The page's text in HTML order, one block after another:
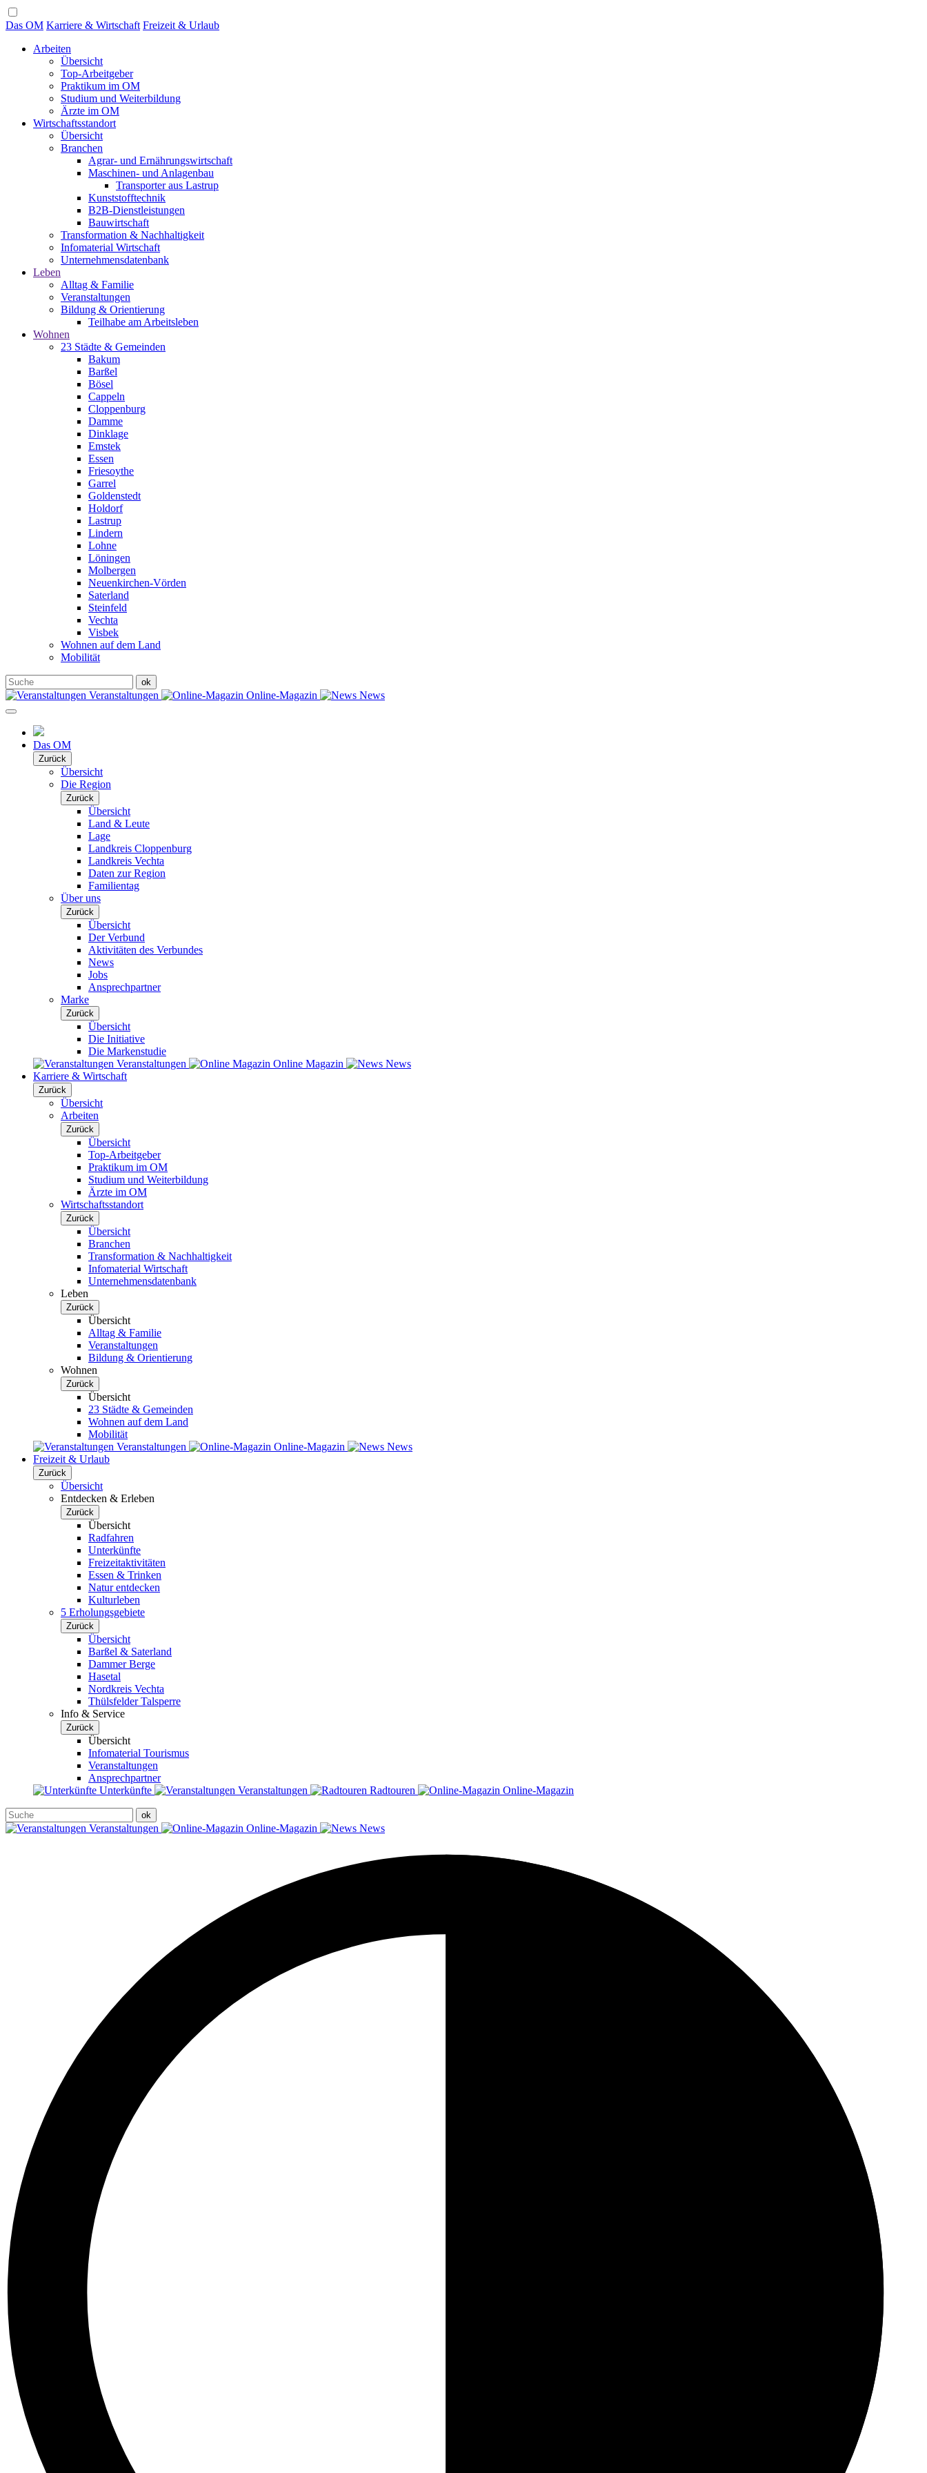
Das OM Karriere & Wirtschaft Freizeit & Urlaub
Arbeiten
Übersicht
Top-Arbeitgeber
Praktikum im OM
Studium und Weiterbildung
Ärzte im OM
Wirtschaftsstandort
Übersicht
Branchen
Agrar- und Ernährungswirtschaft
Maschinen- und Anlagenbau
Transporter aus Lastrup
Kunststofftechnik
B2B-Dienstleistungen
Bauwirtschaft
Transformation & Nachhaltigkeit
Infomaterial Wirtschaft
Unternehmensdatenbank
Leben
Alltag & Familie
Veranstaltungen
Bildung & Orientierung
Teilhabe am Arbeitsleben
Wohnen
23 Städte & Gemeinden
Bakum
Barßel
Bösel
Cappeln
Cloppenburg
Damme
Dinklage
Emstek
Essen
Friesoythe
Garrel
Goldenstedt
Holdorf
Lastrup
Lindern
Lohne
Löningen
Molbergen
Neuenkirchen-Vörden
Saterland
Steinfeld
Vechta
Visbek
Wohnen auf dem Land
Mobilität
Veranstaltungen Online-Magazin News
Das OM
Zurück
Übersicht
Die Region
Zurück
Übersicht
Land & Leute
Lage
Landkreis Cloppenburg
Landkreis Vechta
Daten zur Region
Familientag
Über uns
Zurück
Übersicht
Der Verbund
Aktivitäten des Verbundes
News
Jobs
Ansprechpartner
Marke
Zurück
Übersicht
Die Initiative
Die Markenstudie
Veranstaltungen
Online Magazin
News
Karriere & Wirtschaft
Zurück
Übersicht
Arbeiten
Zurück
Übersicht
Top-Arbeitgeber
Praktikum im OM
Studium und Weiterbildung
Ärzte im OM
Wirtschaftsstandort
Zurück
Übersicht
Branchen
Transformation & Nachhaltigkeit
Infomaterial Wirtschaft
Unternehmensdatenbank
Leben
Zurück
Übersicht
Alltag & Familie
Veranstaltungen
Bildung & Orientierung
Wohnen
Zurück
Übersicht
23 Städte & Gemeinden
Wohnen auf dem Land
Mobilität
Veranstaltungen
Online-Magazin
News
Freizeit & Urlaub
Zurück
Übersicht
Entdecken & Erleben
Zurück
Übersicht
Radfahren
Unterkünfte
Freizeitaktivitäten
Essen & Trinken
Natur entdecken
Kulturleben
5 Erholungsgebiete
Zurück
Übersicht
Barßel & Saterland
Dammer Berge
Hasetal
Nordkreis Vechta
Thülsfelder Talsperre
Info & Service
Zurück
Übersicht
Infomaterial Tourismus
Veranstaltungen
Ansprechpartner
Unterkünfte
Veranstaltungen Radtouren Online-Magazin
Veranstaltungen Online-Magazin News